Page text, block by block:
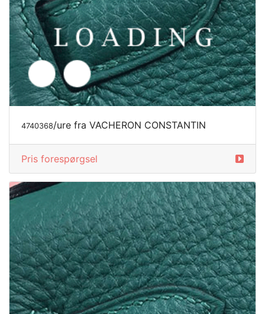
4740368/ure fra VACHERON CONSTANTIN
Pris forespørgsel